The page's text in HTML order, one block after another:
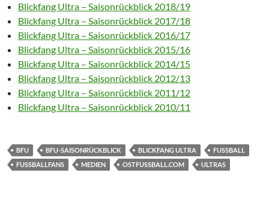
Blickfang Ultra – Saisonrückblick 2018/19
Blickfang Ultra – Saisonrückblick 2017/18
Blickfang Ultra – Saisonrückblick 2016/17
Blickfang Ultra – Saisonrückblick 2015/16
Blickfang Ultra – Saisonrückblick 2014/15
Blickfang Ultra – Saisonrückblick 2012/13
Blickfang Ultra – Saisonrückblick 2011/12
Blickfang Ultra – Saisonrückblick 2010/11
BFU BFU-SAISONRÜCKBLICK BLICKFANG ULTRA
FUSSBALL
FUSSBALLFANS
MEDIEN OSTFUSSBALL.COM ULTRAS